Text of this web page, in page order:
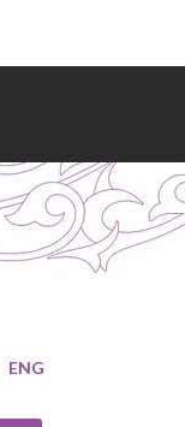
ENG